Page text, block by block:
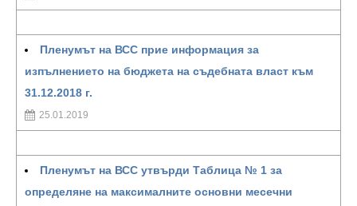
Пленумът на ВСС прие информация за
изпълнението на бюджета на съдебната власт към
31.12.2018 г.
25.01.2019
Пленумът на ВСС утвърди Таблица № 1 за
определяне на максималните основни месечни